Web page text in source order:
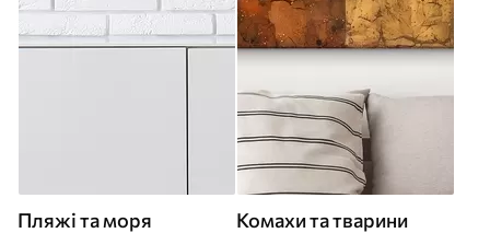
Пляжі та моря Комахи та тварини